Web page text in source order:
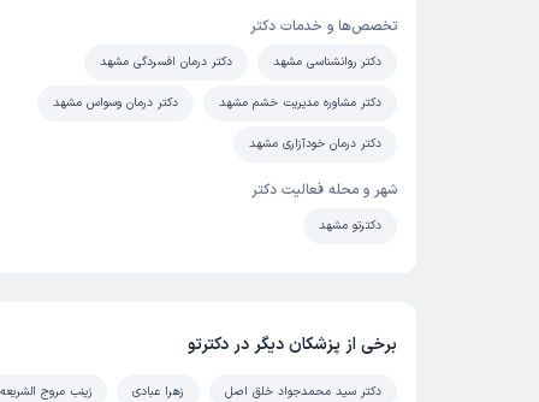
تخصص‌ها و خدمات دکتر
دکتر روانشناسی مشهد دکتر درمان افسردگی مشهد
دکتر مشاوره مدیریت خشم مشهد دکتر درمان وسواس مشهد
دکتر درمان خودآزاری مشهد
شهر و محله فعالیت دکتر
دکترتو مشهد
برخی از پزشکان دیگر در دکترتو
دکتر سید محمدجواد خلق اصل زهرا عبادی زینب مروج الشریعه